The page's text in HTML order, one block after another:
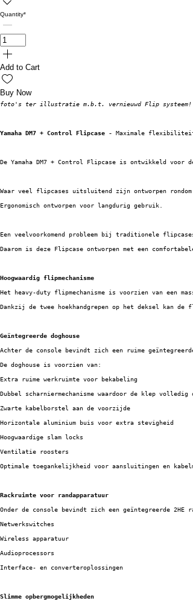
Quantity*
Add to Cart
Buy Now
foto's ter illustratie m.b.t. vernieuwd Flip systeem!
Yamaha DM7 + Control Flipcase - Maximale flexibiliteit,
De Yamaha DM7 + Control Flipcase is ontwikkeld
Waar veel flipcases uitsluitend zijn ontworpen
Ergonomisch ontworpen voor langdurig gebruik.
Een veelvoorkomend probleem bij traditionele
Daarom is deze Flipcase ontworpen met een
Hoogwaardig flipmechanisme
Het heavy-duty flipmechanisme is voorzien van een
Dankzij de twee hoekhandgrepen op het deksel kan de
Geïntegreerde doghouse
Achter de console bevindt zich een ruime
De doghouse is voorzien van:
Extra ruime werkruimte voor bekabeling
Dubbel scharniermechanisme waardoor de klep volledig
Zwarte kabelborstel aan de voorzijde
Horizontale aluminium buis voor extra stevigheid
Hoogwaardige slam locks
Ventilatie roosters
Optimale toegankelijkheid voor aansluitingen en
Rackruimte voor randapparatuur
Onder de console bevindt zich een geïntegreerde
Netwerkswitches
Wireless apparatuur
Audioprocessors
Interface- en converteroplossingen
Slimme opbergmogelijkheden